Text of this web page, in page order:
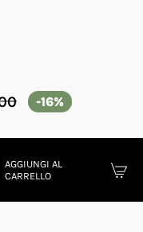
-16%
AGGIUNGI AL
CARRELLO